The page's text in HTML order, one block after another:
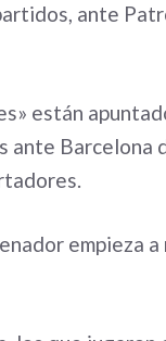
ante
están
Barcelona
empieza